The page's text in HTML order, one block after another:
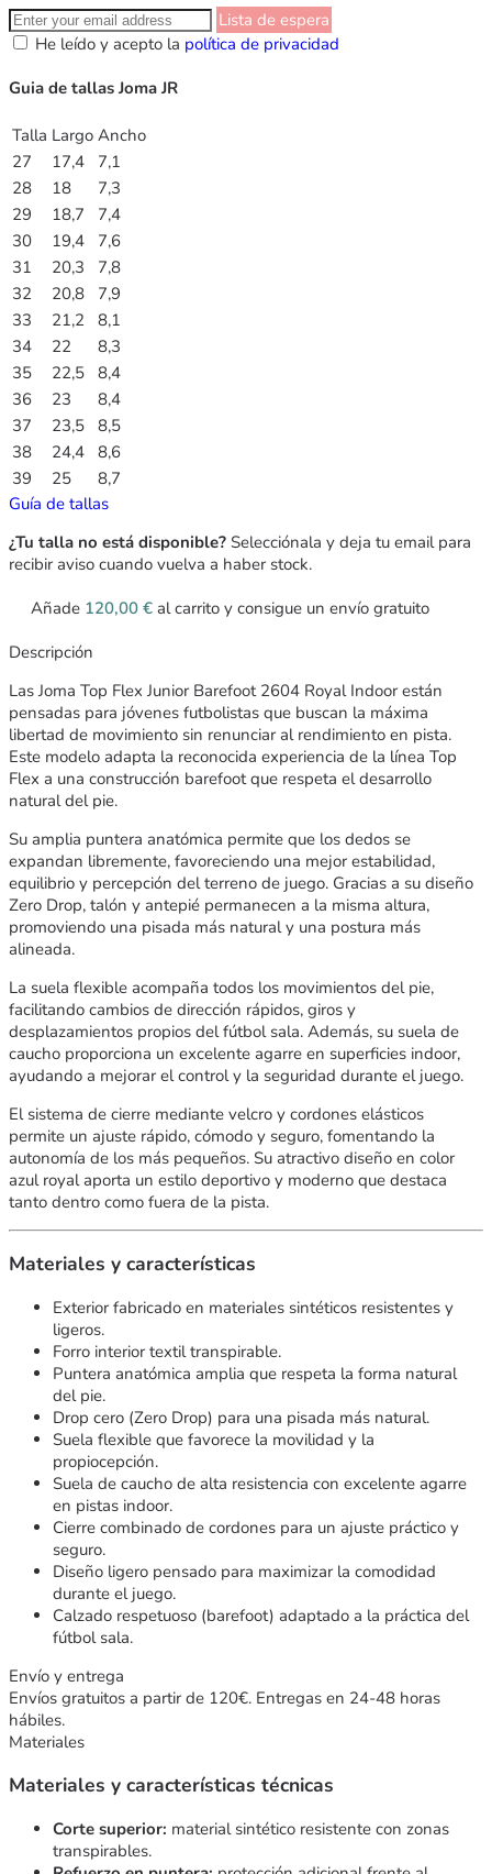
Lista de espera
He leído y acepto la política de privacidad
Guia de tallas Joma JR
Talla Largo Ancho
27
17,4
7,1
28
18
7,3
29
18,7
7,4
30
19,4
7,6
31
20,3
7,8
32
20,8
7,9
33
21,2
8,1
34
22
8,3
35
22,5 8,4
36
23
8,4
37
23,5 8,5
38
24,4 8,6
39
25
8,7
Guía de tallas
¿Tu talla no está disponible? Selecciónala y deja tu email para
recibir aviso cuando vuelva a haber stock.
Añade 120,00 € al carrito y consigue un envío gratuito
Descripción
Las Joma Top Flex Junior Barefoot 2604 Royal Indoor están
pensadas para jóvenes futbolistas que buscan la máxima
libertad de movimiento sin renunciar al rendimiento en pista.
Este modelo adapta la reconocida experiencia de la línea Top
Flex a una construcción barefoot que respeta el desarrollo
natural del pie.
Su amplia puntera anatómica permite que los dedos se
expandan libremente, favoreciendo una mejor estabilidad,
equilibrio y percepción del terreno de juego. Gracias a su diseño
Zero Drop, talón y antepié permanecen a la misma altura,
promoviendo una pisada más natural y una postura más
alineada.
La suela flexible acompaña todos los movimientos del pie,
facilitando cambios de dirección rápidos, giros y
desplazamientos propios del fútbol sala. Además, su suela de
caucho proporciona un excelente agarre en superficies indoor,
ayudando a mejorar el control y la seguridad durante el juego.
El sistema de cierre mediante velcro y cordones elásticos
permite un ajuste rápido, cómodo y seguro, fomentando la
autonomía de los más pequeños. Su atractivo diseño en color
azul royal aporta un estilo deportivo y moderno que destaca
tanto dentro como fuera de la pista.
Materiales y características
Exterior fabricado en materiales sintéticos resistentes y
ligeros.
Forro interior textil transpirable.
Puntera anatómica amplia que respeta la forma natural
del pie.
Drop cero (Zero Drop) para una pisada más natural.
Suela flexible que favorece la movilidad y la
propiocepción.
Suela de caucho de alta resistencia con excelente agarre
en pistas indoor.
Cierre combinado de cordones para un ajuste práctico y
seguro.
Diseño ligero pensado para maximizar la comodidad
durante el juego.
Calzado respetuoso (barefoot) adaptado a la práctica del
fútbol sala.
Envío y entrega
Envíos gratuitos a partir de 120€. Entregas en 24-48 horas
hábiles.
Materiales
Materiales y características técnicas
Corte superior: material sintético resistente con zonas
transpirables.